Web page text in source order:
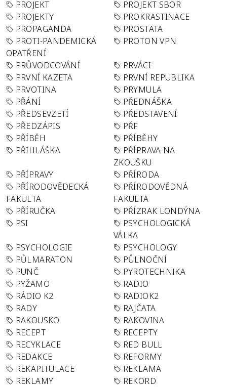
PROJEKT
PROJEKT SBOR
PROJEKTY
PROKRASTINACE
PROPAGANDA
PROSTATA
PROTI-PANDEMICKÁ
OPATŘENÍ
PROTON VPN
PRŮVODCOVÁNÍ
PRVÁCI
PRVNÍ KAZETA
PRVNÍ REPUBLIKA
PRVOTINA
PRYMULA
PŘÁNÍ
PŘEDNÁŠKA
PŘEDSEVZETÍ
PŘEDSTAVENÍ
PŘEDZÁPIS
PŘF
PŘÍBĚH
PŘÍBĚHY
PŘIHLÁŠKA
PŘÍPRAVA NA
ZKOUŠKU
PŘÍPRAVY
PŘÍRODA
PŘÍRODOVĚDECKÁ
FAKULTA
PŘÍRODOVĚDNÁ
FAKULTA
PŘÍRUČKA
PŘÍZRAK LONDÝNA
PSI
PSYCHOLOGICKÁ
VÁLKA
PSYCHOLOGIE
PSYCHOLOGY
PŮLMARATON
PŮLNOČNÍ
PUNČ
PYROTECHNIKA
PYŽAMO
RADIO
RÁDIO K2
RADIOK2
RADY
RAJČATA
RAKOUSKO
RAKOVINA
RECEPT
RECEPTY
RECYKLACE
RED BULL
REDAKCE
REFORMY
REKAPITULACE
REKLAMA
REKLAMY
REKORD